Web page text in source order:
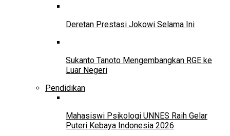
Deretan Prestasi Jokowi Selama Ini
Sukanto Tanoto Mengembangkan RGE ke
Luar Negeri
Pendidikan
Mahasiswi Psikologi UNNES Raih Gelar
Puteri Kebaya Indonesia 2026